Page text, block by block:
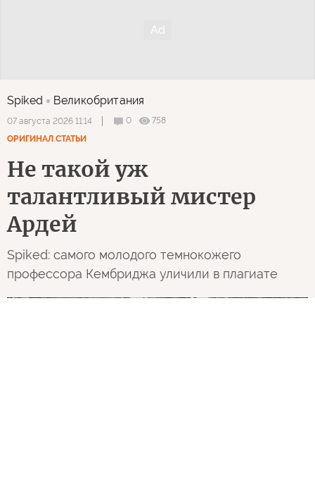
Spiked Великобритания
07 августа 2026 11:14 0
758
ОРИГИНАЛ СТАТЬИ
Не такой уж
талантливый мистер
Ардей
Spiked: самого молодого темнокожего
профессора Кембриджа уличили в плагиате